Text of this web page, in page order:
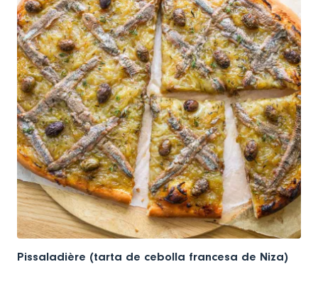
Pissaladière (tarta de cebolla francesa de Niza)